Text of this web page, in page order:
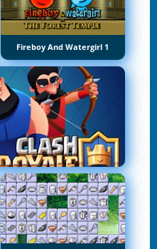
Fireboy And Watergirl 1